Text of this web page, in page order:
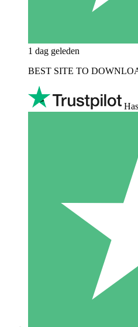
1 dag geleden
BEST SITE TO